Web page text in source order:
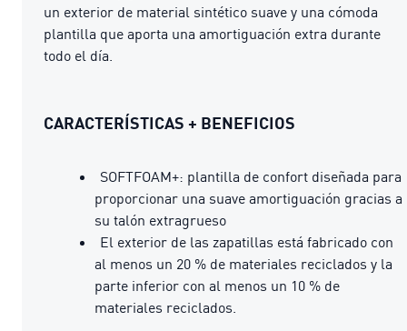
un exterior de material sintético suave y una cómoda
plantilla que aporta una amortiguación extra durante
todo el día.
CARACTERÍSTICAS + BENEFICIOS
SOFTFOAM+: plantilla de confort diseñada para
proporcionar una suave amortiguación gracias a
su talón extragrueso
El exterior de las zapatillas está fabricado con
al menos un 20 % de materiales reciclados y la
parte inferior con al menos un 10 % de
materiales reciclados.